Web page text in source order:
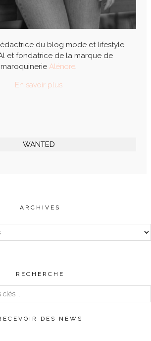
du blog mode et lifestyle
et fondatrice de la marque de
maroquinerie Alénore.
En savoir plus
WANTED
ARCHIVES
RECHERCHE
DES NEWS